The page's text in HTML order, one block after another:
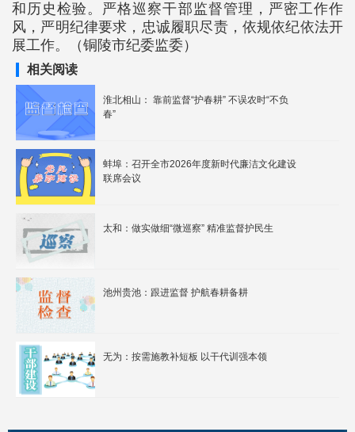
和历史检验。严格巡察干部监督管理，严密工作作
风，严明纪律要求，忠诚履职尽责，依规依纪依法开
展工作。（铜陵市纪委监委）
相关阅读
淮北相山： 靠前监督“护春耕” 不误农时“不负
春”
蚌埠：召开全市2026年度新时代廉洁文化建设
联席会议
太和：做实做细“微巡察” 精准监督护民生
池州贵池：跟进监督 护航春耕备耕
无为：按需施教补短板 以干代训强本领